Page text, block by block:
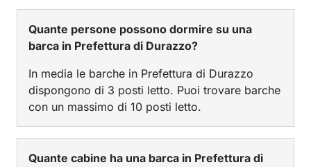
Quante persone possono dormire su una
barca in Prefettura di Durazzo?
In media le barche in Prefettura di Durazzo
dispongono di 3 posti letto. Puoi trovare barche
con un massimo di 10 posti letto.
Quante cabine ha una barca in Prefettura di